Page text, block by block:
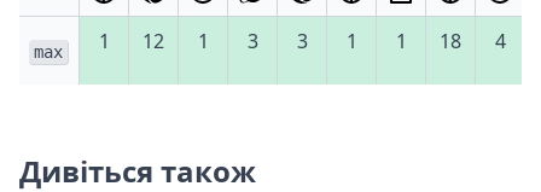
max 1 12 1 3 3 1 1 18 4
Дивіться також